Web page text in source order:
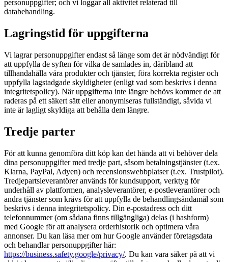
personuppgifter; och vi loggar all aktivitet relaterad till
databehandling.
Lagringstid för uppgifterna
Vi lagrar personuppgifter endast så länge som det är nödvändigt för
att uppfylla de syften för vilka de samlades in, däribland att
tillhandahålla våra produkter och tjänster, föra korrekta register och
uppfylla lagstadgade skyldigheter (enligt vad som beskrivs i denna
integritetspolicy). När uppgifterna inte längre behövs kommer de att
raderas på ett säkert sätt eller anonymiseras fullständigt, såvida vi
inte är lagligt skyldiga att behålla dem längre.
Tredje parter
För att kunna genomföra ditt köp kan det hända att vi behöver dela
dina personuppgifter med tredje part, såsom betalningstjänster (t.ex.
Klarna, PayPal, Adyen) och recensionswebbplatser (t.ex. Trustpilot).
Tredjepartsleverantörer används för kundsupport, verktyg för
underhåll av plattformen, analysleverantörer, e-postleverantörer och
andra tjänster som krävs för att uppfylla de behandlingsändamål som
beskrivs i denna integritetspolicy. Din e-postadress och ditt
telefonnummer (om sådana finns tillgängliga) delas (i hashform)
med Google för att analysera orderhistorik och optimera våra
annonser. Du kan läsa mer om hur Google använder företagsdata
och behandlar personuppgifter här:
https://business.safety.google/privacy/. Du kan vara säker på att vi